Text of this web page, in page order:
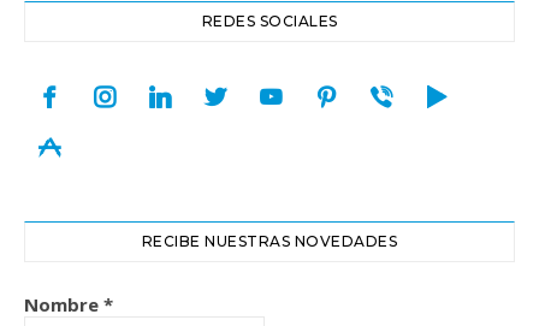
REDES SOCIALES
facebookinstagramlinkedintwitteryoutubepinterest
viber play
appstore
RECIBE NUESTRAS NOVEDADES
Nombre *